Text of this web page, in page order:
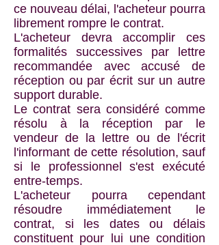
ce nouveau délai, l'acheteur pourra
librement rompre le contrat.
L'acheteur devra accomplir ces
formalités successives par lettre
recommandée avec accusé de
réception ou par écrit sur un autre
support durable.
Le contrat sera considéré comme
résolu à la réception par le
vendeur de la lettre ou de l'écrit
l'informant de cette résolution, sauf
si le professionnel s'est exécuté
entre-temps.
L'acheteur pourra cependant
résoudre immédiatement le
contrat, si les dates ou délais
constituent pour lui une condition